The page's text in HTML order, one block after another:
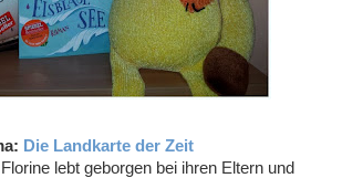
Die Landkarte der Zeit
Florine lebt geborgen bei ihren Eltern und